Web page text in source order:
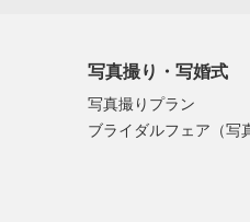
写真撮り・写婚式
写真撮りプラン
ブライダルフェア（写